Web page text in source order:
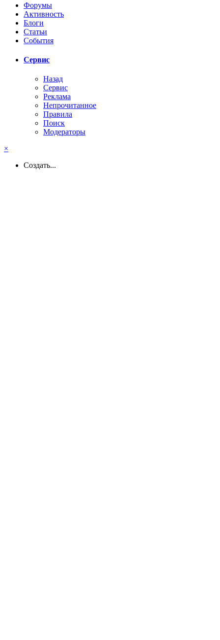
Форумы
Активность
Блоги
Статьи
События
Сервис
Назад
Сервис
Реклама
Непрочитанное
Правила
Поиск
Модераторы
×
Создать...